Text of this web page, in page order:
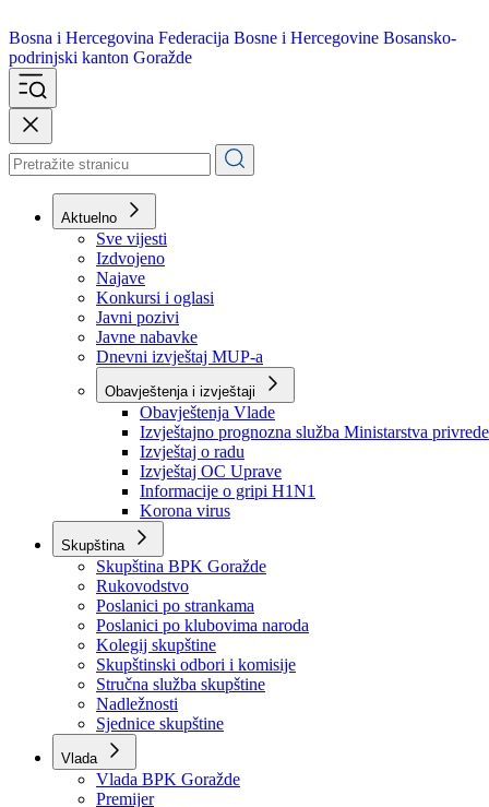
Bosna i Hercegovina
podrinjski kanton Goražde
Aktuelno
Sve vijesti
Izdvojeno
Najave
Konkursi i oglasi
Javni pozivi
Javne nabavke
Dnevni izvještaj MUP-a
Obavještenja i izvještaji
Obavještenja Vlade
Izvještajno prognozna služba Ministarstva privrede
Izvještaj o radu
Izvještaj OC Uprave
Informacije o gripi H1N1
Korona virus
Skupština
Skupština BPK Goražde
Rukovodstvo
Poslanici po strankama
Poslanici po klubovima naroda
Kolegij skupštine
Skupštinski odbori i komisije
Stručna služba skupštine
Nadležnosti
Sjednice skupštine